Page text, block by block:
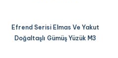
Efrend Serisi Elmas Ve Yakut
Doğaltaşlı Gümüş Yüzük M3